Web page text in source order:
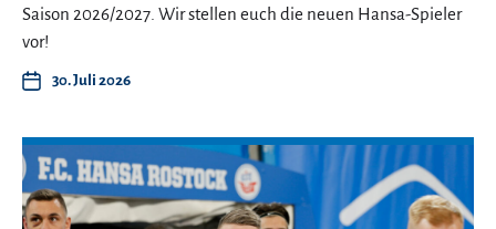
Saison 2026/2027. Wir stellen euch die neuen Hansa-Spieler
vor!
30. Juli 2026